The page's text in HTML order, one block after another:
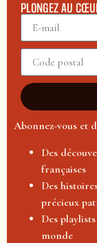
PLONGEZ AU
Abonnez-vous et
Des
françaises
Des
précieux
Des
monde